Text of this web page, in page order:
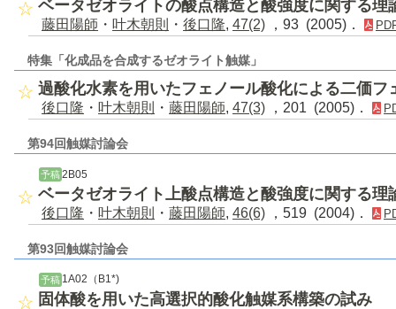
ベータゼオライトの酸点構造と酸強度に関する理
藤田陽師 ・ 叶木朝則 ・ 後口隆, 47(2) ，93 (2005)．
特集「化成品を合成するゼオライト触媒」
過酸化水素を用いたフェノール酸化による二価フ
後口隆 ・ 叶木朝則 ・ 藤田陽師, 47(3) ，201 (2005)．
第94回触媒討論会
予稿 2B05
ベータゼオライト上酸点構造と酸強度に関する理
後口隆 ・ 叶木朝則 ・ 藤田陽師, 46(6) ，519 (2004)．
第93回触媒討論会
予稿 1A02（B1*)
固体酸を用いた高選択的酸化触媒系構築の試み